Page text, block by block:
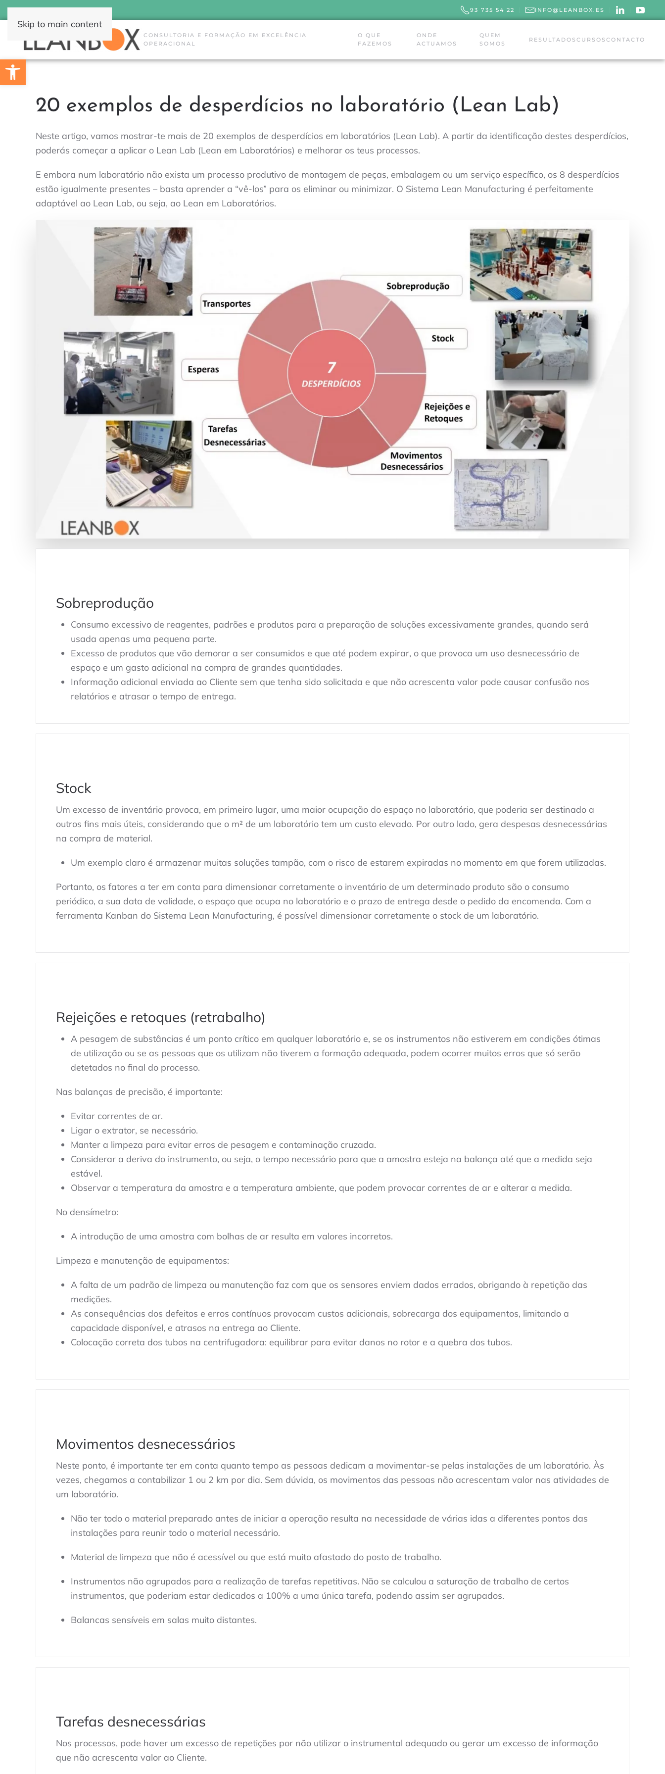
Skip to main content
93 735 54 22 INFO@LEANBOX.ES
CONSULTORIA E FORMAÇÃO EM EXCELÊNCIA
OPERACIONAL
O QUE
FAZEMOS
ONDE
ACTUAMOS
QUEM
SOMOS
RESULTADOS CURSOS CONTACTO
20 exemplos de desperdícios no laboratório (Lean Lab)
Neste artigo, vamos mostrar-te mais de 20 exemplos de desperdícios em laboratórios (Lean Lab). A partir da identificação destes desperdícios,
poderás começar a aplicar o Lean Lab (Lean em Laboratórios) e melhorar os teus processos.
E embora num laboratório não exista um processo produtivo de montagem de peças, embalagem ou um serviço específico, os 8 desperdícios
estão igualmente presentes – basta aprender a “vê-los” para os eliminar ou minimizar. O Sistema Lean Manufacturing é perfeitamente
adaptável ao Lean Lab, ou seja, ao Lean em Laboratórios.
Sobreprodução
Consumo excessivo de reagentes, padrões e produtos para a preparação de soluções excessivamente grandes, quando será
usada apenas uma pequena parte.
Excesso de produtos que vão demorar a ser consumidos e que até podem expirar, o que provoca um uso desnecessário de
espaço e um gasto adicional na compra de grandes quantidades.
Informação adicional enviada ao Cliente sem que tenha sido solicitada e que não acrescenta valor pode causar confusão nos
relatórios e atrasar o tempo de entrega.
Stock
Um excesso de inventário provoca, em primeiro lugar, uma maior ocupação do espaço no laboratório, que poderia ser destinado a
outros fins mais úteis, considerando que o m² de um laboratório tem um custo elevado. Por outro lado, gera despesas desnecessárias
na compra de material.
Um exemplo claro é armazenar muitas soluções tampão, com o risco de estarem expiradas no momento em que forem utilizadas.
Portanto, os fatores a ter em conta para dimensionar corretamente o inventário de um determinado produto são o consumo
periódico, a sua data de validade, o espaço que ocupa no laboratório e o prazo de entrega desde o pedido da encomenda. Com a
ferramenta Kanban do Sistema Lean Manufacturing, é possível dimensionar corretamente o stock de um laboratório.
Rejeições e retoques (retrabalho)
A pesagem de substâncias é um ponto crítico em qualquer laboratório e, se os instrumentos não estiverem em condições ótimas
de utilização ou se as pessoas que os utilizam não tiverem a formação adequada, podem ocorrer muitos erros que só serão
detetados no final do processo.
Nas balanças de precisão, é importante:
Evitar correntes de ar.
Ligar o extrator, se necessário.
Manter a limpeza para evitar erros de pesagem e contaminação cruzada.
Considerar a deriva do instrumento, ou seja, o tempo necessário para que a amostra esteja na balança até que a medida seja
estável.
Observar a temperatura da amostra e a temperatura ambiente, que podem provocar correntes de ar e alterar a medida.
No densímetro:
A introdução de uma amostra com bolhas de ar resulta em valores incorretos.
Limpeza e manutenção de equipamentos:
A falta de um padrão de limpeza ou manutenção faz com que os sensores enviem dados errados, obrigando à repetição das
medições.
As consequências dos defeitos e erros contínuos provocam custos adicionais, sobrecarga dos equipamentos, limitando a
capacidade disponível, e atrasos na entrega ao Cliente.
Colocação correta dos tubos na centrifugadora: equilibrar para evitar danos no rotor e a quebra dos tubos.
Movimentos desnecessários
Neste ponto, é importante ter em conta quanto tempo as pessoas dedicam a movimentar-se pelas instalações de um laboratório. Às
vezes, chegamos a contabilizar 1 ou 2 km por dia. Sem dúvida, os movimentos das pessoas não acrescentam valor nas atividades de
um laboratório.
Não ter todo o material preparado antes de iniciar a operação resulta na necessidade de várias idas a diferentes pontos das
instalações para reunir todo o material necessário.
Material de limpeza que não é acessível ou que está muito afastado do posto de trabalho.
Instrumentos não agrupados para a realização de tarefas repetitivas. Não se calculou a saturação de trabalho de certos
instrumentos, que poderiam estar dedicados a 100% a uma única tarefa, podendo assim ser agrupados.
Balancas sensíveis em salas muito distantes.
Tarefas desnecessárias
Nos processos, pode haver um excesso de repetições por não utilizar o instrumental adequado ou gerar um excesso de informação
que não acrescenta valor ao Cliente.
Open toolbar